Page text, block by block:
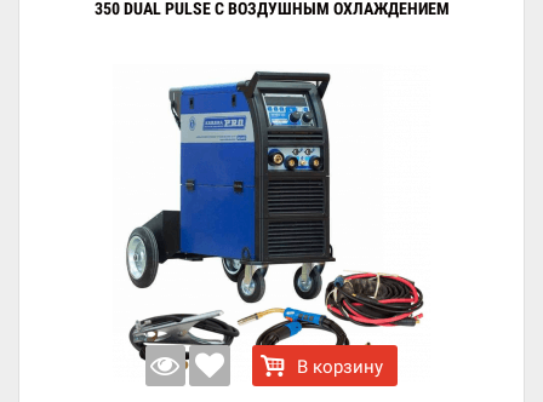
350 DUAL PULSE С ВОЗДУШНЫМ ОХЛАЖДЕНИЕМ
В корзину